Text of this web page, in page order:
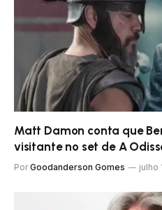
Matt Damon conta que
visitante no set de A
Por Goodanderson Gomes julho